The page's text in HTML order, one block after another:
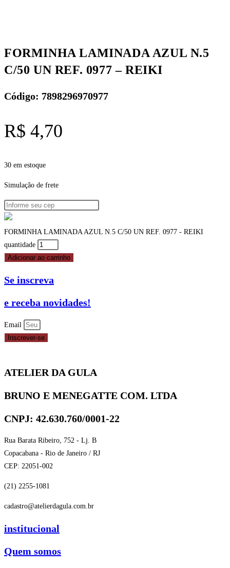
FORMINHA LAMINADA AZUL N.5
C/50 UN REF. 0977 – REIKI
Código: 7898296970977
R$ 4,70
30 em estoque
Simulação de frete
FORMINHA LAMINADA AZUL N.5 C/50 UN REF. 0977 - REIKI
quantidade
Adicionar ao carrinho
Se inscreva
e receba novidades!
Email
Inscrever-se
ATELIER DA GULA
BRUNO E MENEGATTE COM. LTDA
CNPJ: 42.630.760/0001-22
Rua Barata Ribeiro, 752 - Lj. B
Copacabana - Rio de Janeiro / RJ
CEP: 22051-002
(21) 2255-1081
cadastro@atelierdagula.com.br
institucional
Quem somos